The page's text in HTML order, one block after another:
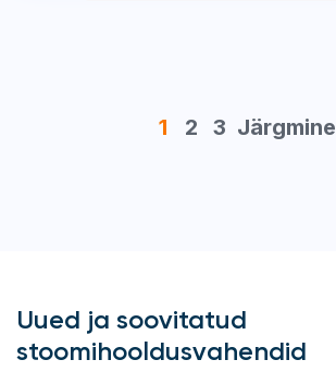
1 2 3 Järgmine
Uued ja soovitatud
stoomihooldusvahendid